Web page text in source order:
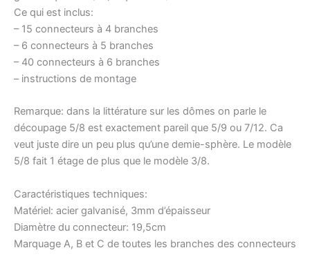
Ce qui est inclus:
– 15 connecteurs à 4 branches
– 6 connecteurs à 5 branches
– 40 connecteurs à 6 branches
– instructions de montage
Remarque: dans la littérature sur les dômes on parle le
découpage 5/8 est exactement pareil que 5/9 ou 7/12. Ca
veut juste dire un peu plus qu’une demie-sphère. Le modèle
5/8 fait 1 étage de plus que le modèle 3/8.
Caractéristiques techniques:
Matériel: acier galvanisé, 3mm d’épaisseur
Diamètre du connecteur: 19,5cm
Marquage A, B et C de toutes les branches des connecteurs